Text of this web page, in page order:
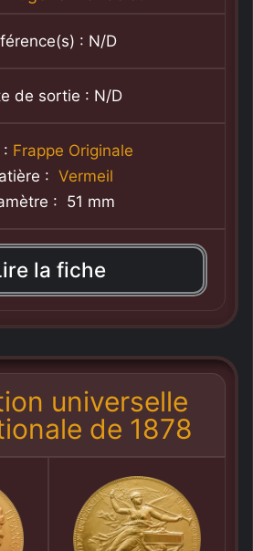
: N/D
de sortie : N/D
: Frappe Originale
: Vermeil
: 51 mm
la fiche
universelle
de 1878